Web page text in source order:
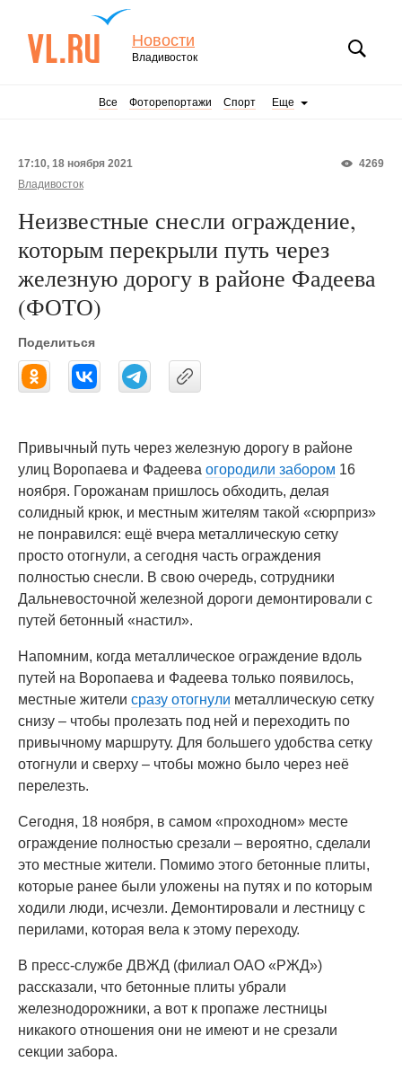
Новости
Владивосток
Все Фоторепортажи Спорт Еще
4269
17:10, 18 ноября 2021
Владивосток
Неизвестные снесли ограждение,
которым перекрыли путь через
железную дорогу в районе Фадеева
(ФОТО)
Поделиться
Привычный путь через железную дорогу в районе
улиц Воропаева и Фадеева огородили забором 16
ноября. Горожанам пришлось обходить, делая
солидный крюк, и местным жителям такой «сюрприз»
не понравился: ещё вчера металлическую сетку
просто отогнули, а сегодня часть ограждения
полностью снесли. В свою очередь, сотрудники
Дальневосточной железной дороги демонтировали с
путей бетонный «настил».
Напомним, когда металлическое ограждение вдоль
путей на Воропаева и Фадеева только появилось,
местные жители сразу отогнули металлическую сетку
снизу – чтобы пролезать под ней и переходить по
привычному маршруту. Для большего удобства сетку
отогнули и сверху – чтобы можно было через неё
перелезть.
Сегодня, 18 ноября, в самом «проходном» месте
ограждение полностью срезали – вероятно, сделали
это местные жители. Помимо этого бетонные плиты,
которые ранее были уложены на путях и по которым
ходили люди, исчезли. Демонтировали и лестницу с
перилами, которая вела к этому переходу.
В пресс-службе ДВЖД (филиал ОАО «РЖД»)
рассказали, что бетонные плиты убрали
железнодорожники, а вот к пропаже лестницы
никакого отношения они не имеют и не срезали
секции забора.